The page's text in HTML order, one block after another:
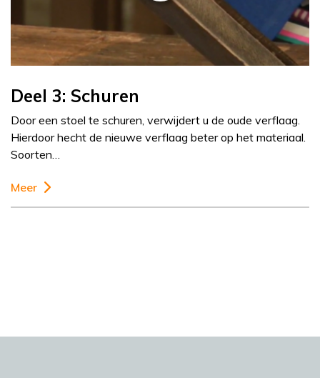
Deel 3: Schuren
Door een stoel te schuren, verwijdert u de oude verflaag.
Hierdoor hecht de nieuwe verflaag beter op het materiaal.
Soorten…
Meer